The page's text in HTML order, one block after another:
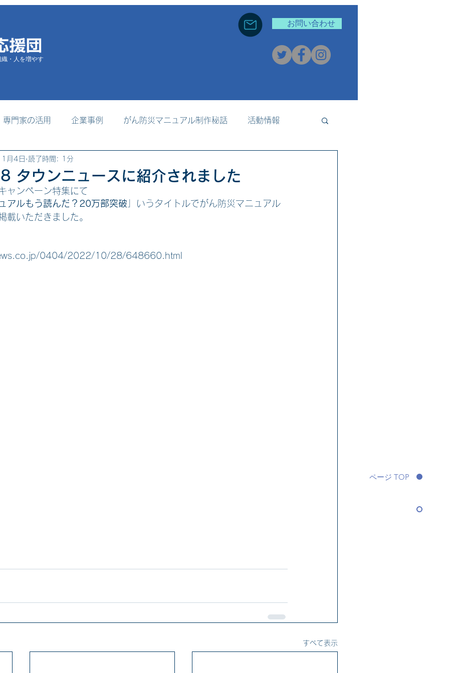
・人を増やす
お問い合わせ
ページ TOP
専門家の活用 企業事例 がん防災マニュアル制作秘話 活動情報
載 支援者養成プログラム
ウンニュースに紹介されました
月4日 読了時間: 1分
ャンペーン特集にて
アルもう読んだ？20万部突破 」いうタイトルでがん防災マニュアル
載いただきました。
0404/2022/10/28/648660.html
すべて表示